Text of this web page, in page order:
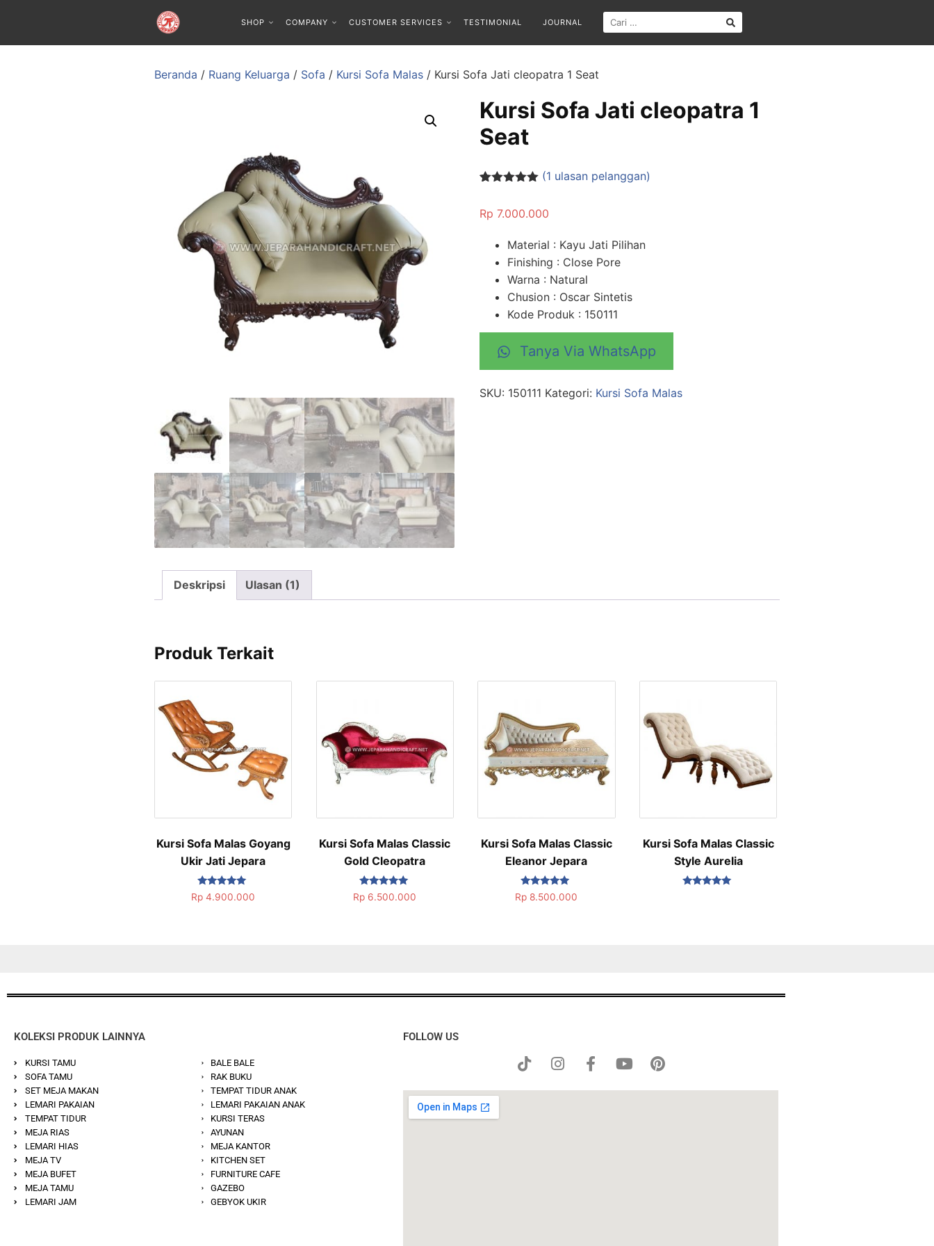
SHOP COMPANY CUSTOMER SERVICES TESTIMONIAL JOURNAL
Beranda / Ruang Keluarga / Sofa / Kursi Sofa Malas / Kursi Sofa Jati cleopatra 1 Seat
Kursi Sofa Jati cleopatra 1
Seat
berdasarka
(1 ulasan pelanggan)
Rp 7.000.000
Material : Kayu Jati Pilihan
Finishing : Close Pore
Warna : Natural
Chusion : Oscar Sintetis
Kode Produk : 150111
Tanya Via WhatsApp
SKU: 150111 Kategori: Kursi Sofa Malas
Deskripsi Ulasan (1)
Produk Terkait
Kursi Sofa Malas Goyang
Ukir Jati Jepara
Dinilai
5.00
Rp 4.900.000
Kursi Sofa Malas Classic
Gold Cleopatra
Dinilai
5.00
Rp 6.500.000
Kursi Sofa Malas Classic
Eleanor Jepara
Dinilai
5.00
Rp 8.500.000
Kursi Sofa Malas Classic
Style Aurelia
KOLEKSI PRODUK LAINNYA
KURSI TAMU
SOFA TAMU
SET MEJA MAKAN
LEMARI PAKAIAN
TEMPAT TIDUR
MEJA RIAS
LEMARI HIAS
MEJA TV
MEJA BUFET
MEJA TAMU
LEMARI JAM
BALE BALE
RAK BUKU
TEMPAT TIDUR ANAK
LEMARI PAKAIAN ANAK
KURSI TERAS
AYUNAN
MEJA KANTOR
KITCHEN SET
FURNITURE CAFE
GAZEBO
GEBYOK UKIR
FOLLOW US